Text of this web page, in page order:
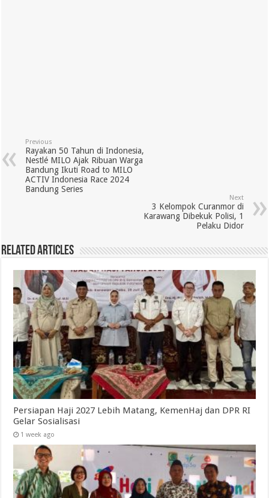
Previous
Rayakan 50 Tahun di Indonesia,
Nestlé MILO Ajak Ribuan Warga
Bandung Ikuti Road to MILO
ACTIV Indonesia Race 2024
Bandung Series
Next
3 Kelompok Curanmor di
Karawang Dibekuk Polisi, 1
Pelaku Didor
Related Articles
Persiapan Haji 2027 Lebih Matang, KemenHaj dan DPR RI
Gelar Sosialisasi
1 week ago